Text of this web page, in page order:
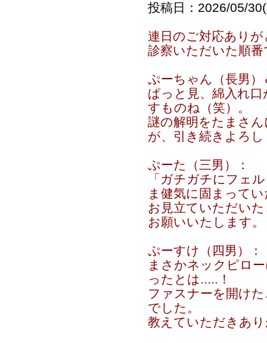
投稿日：2026/05/
連日のご対応あり
診察いただいた順
ぷーちゃん（長男
ぱっと見、綿入れ
すものね（笑）。
謎の解明をたまさ
が、引き続きよろ
ぷーた（三男）：
「ガチガチにフェ
ま健気に固まって
お見立ていただい
お願いいたします。
ぷーすけ（四男）：
まさかネックピロ
ったとは.....！
ファスナーを開け
でした。
教えていただきあ